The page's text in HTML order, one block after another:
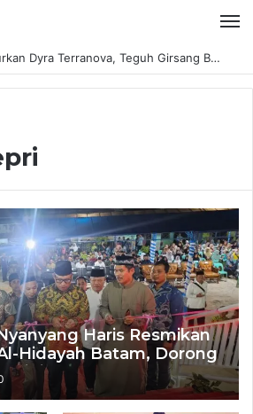
Dyra Group Luncurkan Dyra Terranova, Teguh Girsang Bawa Semangat Anak Muda Bangun Masa Depan Properti Batam
Haris Resmikan
Hidayah Batam, Dorong
Karakter Anak